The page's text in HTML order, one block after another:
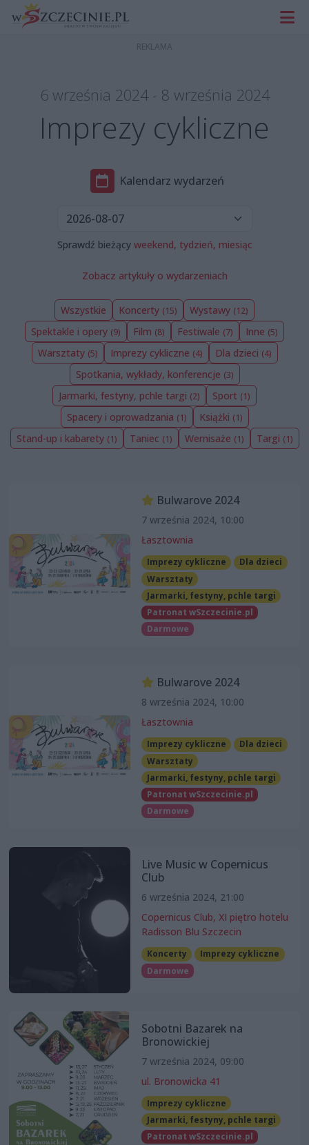
6 września 2024 - 8 września 2024
Imprezy cykliczne
Kalendarz wydarzeń
Sprawdź bieżący weekend, tydzień, miesiąc
Zobacz artykuły o wydarzeniach
Wszystkie Koncerty (15) Wystawy (12)
Spektakle i opery (9) Film (8) Festiwale (7) Inne (5)
Warsztaty (5) Imprezy cykliczne (4) Dla dzieci (4)
Spotkania, wykłady, konferencje (3)
Jarmarki, festyny, pchle targi (2) Sport (1)
Spacery i oprowadzania (1) Książki (1)
Stand-up i kabarety (1) Taniec (1) Wernisaże (1) Targi (1)
Bulwarove 2024
7 września 2024, 10:00
Łasztownia
Imprezy cykliczne
Dla dzieci
Warsztaty
Jarmarki, festyny, pchle targi
Patronat wSzczecinie.pl
Darmowe
Bulwarove 2024
8 września 2024, 10:00
Łasztownia
Imprezy cykliczne
Dla dzieci
Warsztaty
Jarmarki, festyny, pchle targi
Patronat wSzczecinie.pl
Darmowe
Live Music w Copernicus
Club
6 września 2024, 21:00
Copernicus Club, XI piętro hotelu
Radisson Blu Szczecin
Koncerty
Imprezy cykliczne
Darmowe
Sobotni Bazarek na
Bronowickiej
7 września 2024, 09:00
ul. Bronowicka 41
Imprezy cykliczne
Jarmarki, festyny, pchle targi
Patronat wSzczecinie.pl